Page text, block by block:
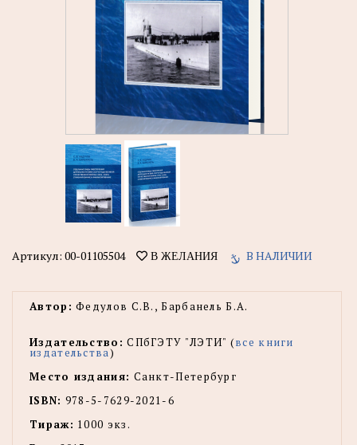
Артикул: 00-01105504 В ЖЕЛАНИЯ В НАЛИЧИИ
Автор: Федулов С.В., Барбанель Б.А.
Издательство: СПбГЭТУ "ЛЭТИ" (все книги
издательства)
Место издания: Санкт-Петербург
ISBN: 978-5-7629-2021-6
Тираж: 1000 экз.